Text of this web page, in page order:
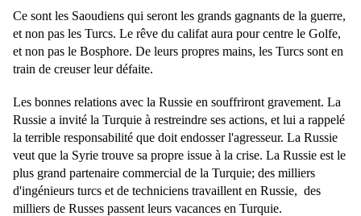
Ce sont les Saoudiens qui seront les grands gagnants de la guerre,
et non pas les Turcs. Le rêve du califat aura pour centre le Golfe,
et non pas le Bosphore. De leurs propres mains, les Turcs sont en
train de creuser leur défaite.
Les bonnes relations avec la Russie en souffriront gravement. La
Russie a invité la Turquie à restreindre ses actions, et lui a rappelé
la terrible responsabilité que doit endosser l'agresseur. La Russie
veut que la Syrie trouve sa propre issue à la crise. La Russie est le
plus grand partenaire commercial de la Turquie; des milliers
d'ingénieurs turcs et de techniciens travaillent en Russie, des
milliers de Russes passent leurs vacances en Turquie.